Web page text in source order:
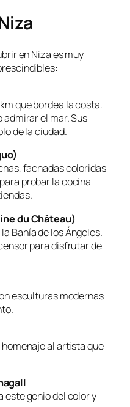
en Niza es muy
que bordea la costa.
admirar el mar. Sus
de la ciudad.
fachadas coloridas
probar la cocina
du Château)
Bahía de los Ángeles.
para disfrutar de
esculturas modernas
al artista que
este genio del color y